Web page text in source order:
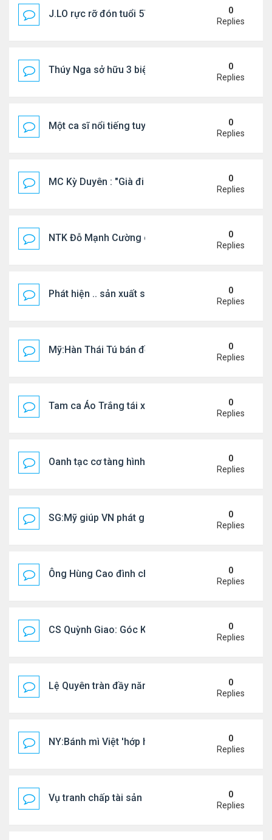
J.LO rực rỡ đón tuổi 57 trên đất Âu
0
Replies
Thúy Nga sở hữu 3 biệt thự triệu USD ở Mỹ
0
Replies
Một ca sĩ nổi tiếng tuyên bố không thu tiền tác
0
Replies
MC Kỳ Duyên : "Già đi cũng là một đặc ân"
0
Replies
NTK Đỗ Mạnh Cường chi 100 triệu đồng thuê...
0
Replies
Phát hiện .. sản xuất sữa 'pha bột giặt'
0
Replies
Mỹ:Hàn Thái Tú bán đồ ăn online mưu sinh
0
Replies
Tam ca Áo Trắng tái xuất trên sân khấu
0
Replies
Oanh tạc cơ tàng hình đáng sợ nhất thế giới
0
Replies
SG:Mỹ giúp VN phát giác xưởng sản xuất giày
0
Replies
Ông Hùng Cao đình chỉ công tác quan chức 'nói
0
Replies
CS Quỳnh Giao: Góc Khuất Của Căn Bệnh Đoạt
0
Replies
Lệ Quyên tràn đầy năng lượng tại Mỹ
0
Replies
NY:Bánh mì Việt 'hớp hồn' thực khách Mỹ
0
Replies
Vụ tranh chấp tài sản của dv Đức Tiến
0
Replies